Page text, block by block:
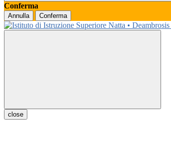
Conferma
Annulla Conferma
close